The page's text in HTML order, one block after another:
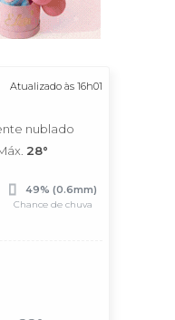
Atualizado às 16h01
nublado
28°
49% (0.6mm)
Chance de chuva